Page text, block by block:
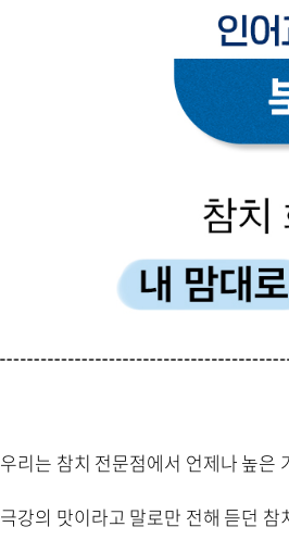
우리는 참치 전문점에서 언제나 높은
극강의 맛이라고 말로만 전해 듣던